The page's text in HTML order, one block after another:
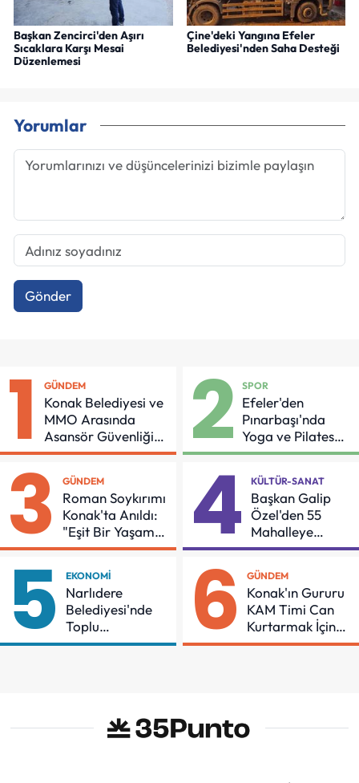
Başkan Zencirci'den Aşırı
Sıcaklara Karşı Mesai
Düzenlemesi
Çine'deki Yangına Efeler
Belediyesi'nden Saha Desteği
Yorumlar
Gönder
1 GÜNDEM
Konak Belediyesi ve
MMO Arasında
Asansör Güvenliği
İçin Önemli Protokol
2 SPOR
Efeler'den
Pınarbaşı'nda
Yoga ve Pilates
Buluşması
3 GÜNDEM
Roman Soykırımı
Konak'ta Anıldı:
"Eşit Bir Yaşam
İçin Mücadeleyi
4 KÜLTÜR-SANAT
Başkan Galip
Özel'den 55
Mahalleye
Çocuk Şenliği
5 EKONOMI
Narlıdere
Belediyesi'nde
Toplu
Sözleşmeye
6 GÜNDEM
Konak'ın Gururu
KAM Timi Can
Kurtarmak İçin
Demir Aldı